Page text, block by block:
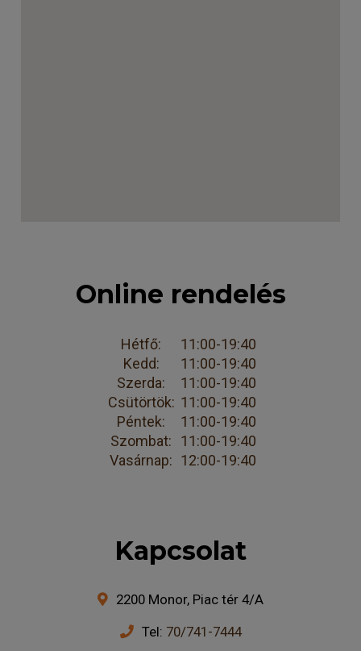
Online rendelés
Hétfő:
11:00-19:40
Kedd:
11:00-19:40
Szerda:
11:00-19:40
Csütörtök: 11:00-19:40
Péntek:
11:00-19:40
Szombat:
11:00-19:40
Vasárnap: 12:00-19:40
Kapcsolat
2200 Monor, Piac tér 4/A
Tel: 70/741-7444